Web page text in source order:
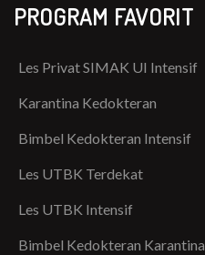
PROGRAM FAVORIT
Les Privat SIMAK UI Intensif
Karantina Kedokteran
Bimbel Kedokteran Intensif
Les UTBK Terdekat
Les UTBK Intensif
Bimbel Kedokteran Karantina